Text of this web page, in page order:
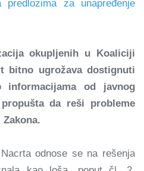
predlozima za unapređenje
okupljenih u Koaliciji
bitno ugrožava dostignuti
od javnog
da reši probleme
odnose se na rešenja